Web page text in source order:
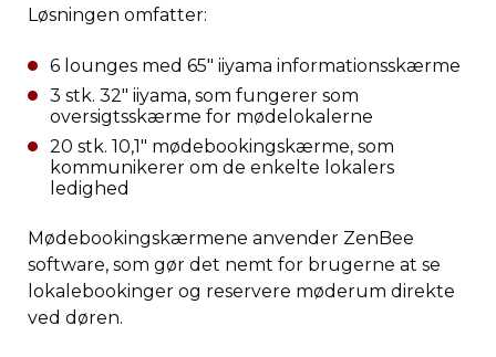
Løsningen omfatter:
6 lounges med 65″ iiyama informationsskærme
3 stk. 32″ iiyama, som fungerer som
oversigtsskærme for mødelokalerne
20 stk. 10,1″ mødebookingskærme, som
kommunikerer om de enkelte lokalers
ledighed
Mødebookingskærmene anvender ZenBee
software, som gør det nemt for brugerne at se
lokalebookinger og reservere møderum direkte
ved døren.